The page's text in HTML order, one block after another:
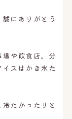
にありがとう
や飲食店。分
スはかき氷た
たかったりと